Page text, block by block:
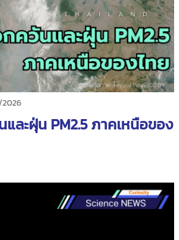
ละฝุ่น PM2.5 ภาคเหนือของ